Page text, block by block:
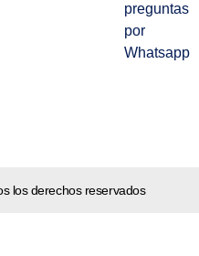
preguntas
por
Whatsapp
los derechos reservados